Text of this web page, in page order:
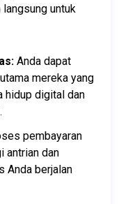
untuk
Anda dapat
mereka yang
hidup digital dan
pembayaran
antrian dan
Anda berjalan